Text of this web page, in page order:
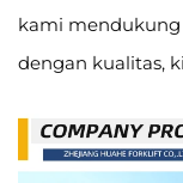
kami mendukung
dengan kualitas,